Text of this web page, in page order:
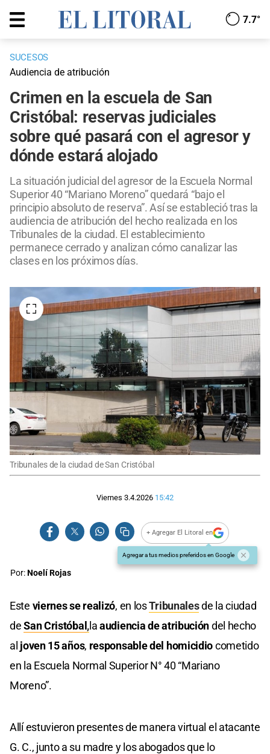
7.7°
SUCESOS
Audiencia de atribución
Crimen en la escuela de San
Cristóbal: reservas judiciales
sobre qué pasará con el agresor y
dónde estará alojado
La situación judicial del agresor de la Escuela Normal
Superior 40 “Mariano Moreno” quedará “bajo el
principio absoluto de reserva”. Así se estableció tras la
audiencia de atribución del hecho realizada en los
Tribunales de la ciudad. El establecimiento
permanece cerrado y analizan cómo canalizar las
clases en los próximos días.
Tribunales de la ciudad de San Cristóbal
Viernes 3.4.2026 15:42
+ Agregar El Litoral en
Agregar a tus medios preferidos en Google
Por:Noelí Rojas
Este viernes se realizó, en losTribunalesde la ciudad
deSan Cristóbal,laaudiencia de atribucióndel hecho
al joven 15 años, responsable del homicidiocometido
en la Escuela Normal Superior N° 40 “Mariano
Moreno”.
Allí estuvieron presentes de manera virtual el atacante
G. C., junto a su madre y los abogados que lo